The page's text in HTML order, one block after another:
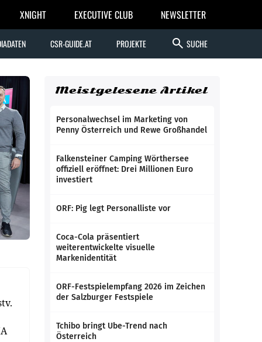
XNIGHT EXECUTIVE CLUB NEWSLETTER
CSR-GUIDE.AT PROJEKTE search SUCHE
Meistgelesene Artikel
Personalwechsel im Marketing von
Penny Österreich und Rewe Großhandel
Falkensteiner Camping Wörthersee
offiziell eröffnet: Drei Millionen Euro
investiert
ORF: Pig legt Personalliste vor
Coca-Cola präsentiert
weiterentwickelte visuelle
Markenidentität
ORF-Festspielempfang 2026 im Zeichen
der Salzburger Festspiele
Tchibo bringt Ube-Trend nach
Österreich